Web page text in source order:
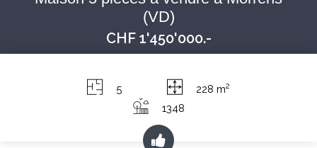
(VD)
CHF 1'450'000.-
5 228 m2
1348